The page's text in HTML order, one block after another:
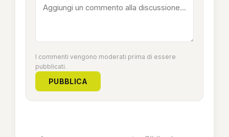
I commenti vengono moderati prima di essere
pubblicati.
PUBBLICA